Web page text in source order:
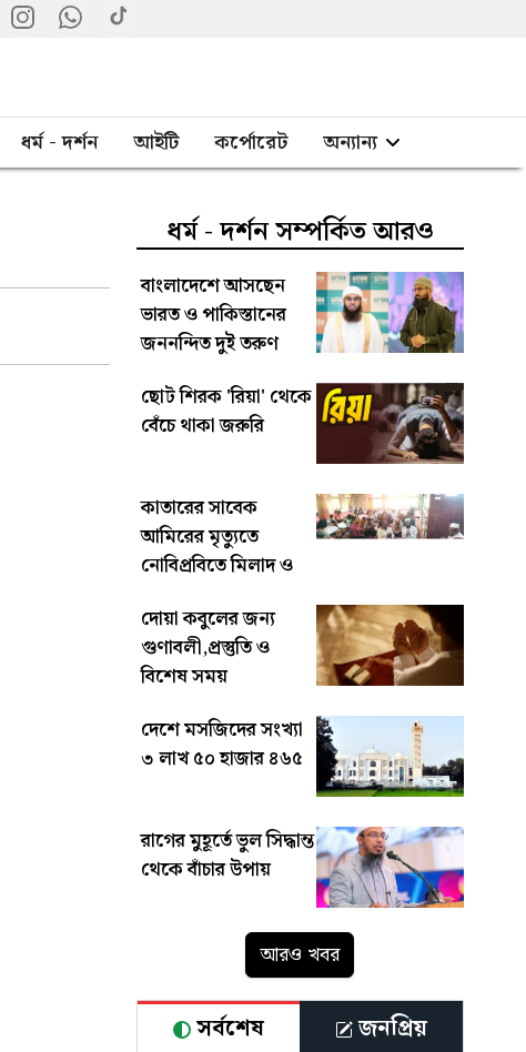
ধর্ম - দর্শন আইটি কর্পোরেট অন্যান্য
ধর্ম - দর্শন সম্পর্কিত আরও
বাংলাদেশে আসছেন
ভারত ও পাকিস্তানের
জননন্দিত দুই তরুণ
ছোট শিরক ‌'রিয়া' থেকে
বেঁচে থাকা জরুরি
কাতারের সাবেক
আমিরের মৃত্যুতে
নোবিপ্রবিতে মিলাদ ও
দোয়া কবুলের জন্য
গুণাবলী,প্রস্তুতি ও
বিশেষ সময়
দেশে মসজিদের সংখ্যা
৩ লাখ ৫০ হাজার ৪৬৫
রাগের মুহূর্তে ভুল সিদ্ধান্ত
থেকে বাঁচার উপায়
আরও খবর
সর্বশেষ জনপ্রিয়